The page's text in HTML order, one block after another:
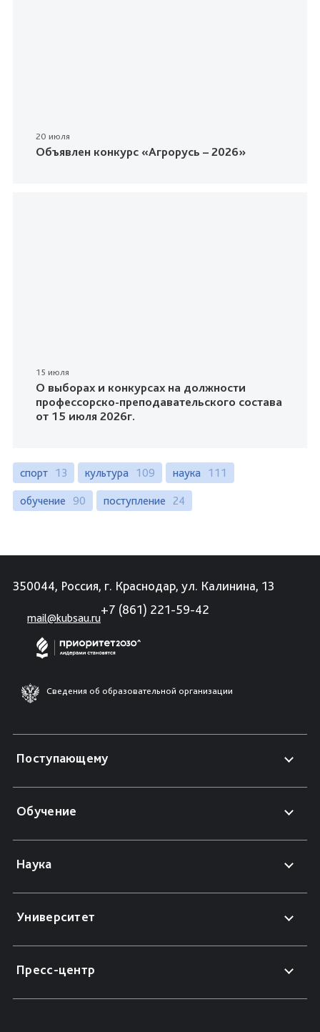
20 июля
Объявлен конкурс «Агрорусь – 2026»
15 июля
О выборах и конкурсах на должности
профессорско-преподавательского состава
от 15 июля 2026г.
спорт 13 культура 109 наука 111
обучение 90 поступление 24
350044, Россия, г. Краснодар, ул. Калинина, 13
mail@kubsau.ru
+7 (861) 221-59-42
Сведения об образовательной организации
Поступающему
Обучение
Наука
Университет
Пресс-центр